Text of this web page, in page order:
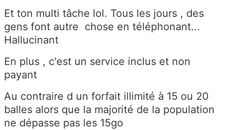
Et ton multi tâche lol. Tous les jours , des
gens font autre chose en téléphonant...
Hallucinant
En plus , c'est un service inclus et non
payant
Au contraire d un forfait illimité à 15 ou 20
balles alors que la majorité de la population
ne dépasse pas les 15go